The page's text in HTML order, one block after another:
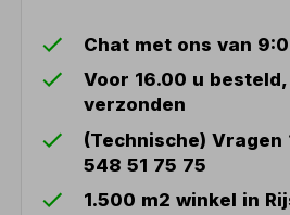
Chat met ons van
Voor 16.00 u
verzonden
(Technische) Vragen
548 51 75 75
1.500 m2 winkel in